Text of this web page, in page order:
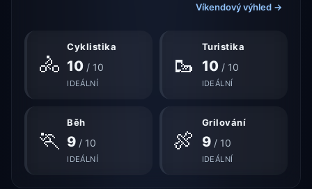
Víkendový výhled →
🚴
Cyklistika
10 / 10
IDEÁLNÍ
🥾
Turistika
10/ 10
IDEÁLNÍ
🏃
Běh
9 / 10
IDEÁLNÍ
🍖
Grilování
9/ 10
IDEÁLNÍ